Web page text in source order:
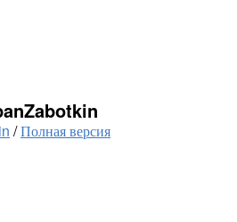
/Полная версия